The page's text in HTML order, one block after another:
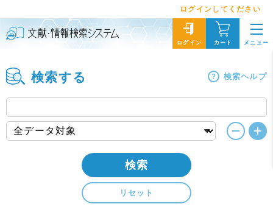
ログインしてください
ログイン カート メニュー
検索する 検索ヘルプ
検索
リセット